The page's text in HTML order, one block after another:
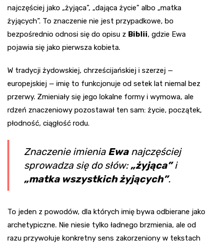
najczęściej jako „żyjąca”, „dająca życie” albo „matka
żyjących”. To znaczenie nie jest przypadkowe, bo
bezpośrednio odnosi się do opisu z Biblii, gdzie Ewa
pojawia się jako pierwsza kobieta.
W tradycji żydowskiej, chrześcijańskiej i szerzej —
europejskiej — imię to funkcjonuje od setek lat niemal bez
przerwy. Zmieniały się jego lokalne formy i wymowa, ale
rdzeń znaczeniowy pozostawał ten sam: życie, początek,
płodność, ciągłość rodu.
Znaczenie imienia Ewanajczęściej
sprowadza się do słów: „żyjąca”i
„matka wszystkich żyjących”.
To jeden z powodów, dla których imię bywa odbierane jako
archetypiczne. Nie niesie tylko ładnego brzmienia, ale od
razu przywołuje konkretny sens zakorzeniony w tekstach